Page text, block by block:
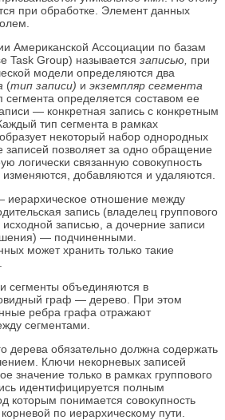
при обработке. Элемент данных
Американской Ассоциации по базам
Task Group) называется записью, при
модели определяются два
(тип записи) и экземпляр сегмента
сегмента определяется составом ее
— конкретная запись с конкретным
тип сегмента в рамках
некоторый набор однородных
записей позволяет за одно обращение
логически связанную совокупность
добавляются и удаляются.
иерархическое отношение между
запись (владелец группового
записью, а дочерние записи
— подчиненными.
может хранить только такие
сегменты объединяются в
граф — дерево. При этом
ребра графа отражают
сегментами.
дерева обязательно должна содержать
Ключи некорневых записей
значение только в рамках группового
идентифицируется полным
которым понимается совокупность
по иерархическому пути.